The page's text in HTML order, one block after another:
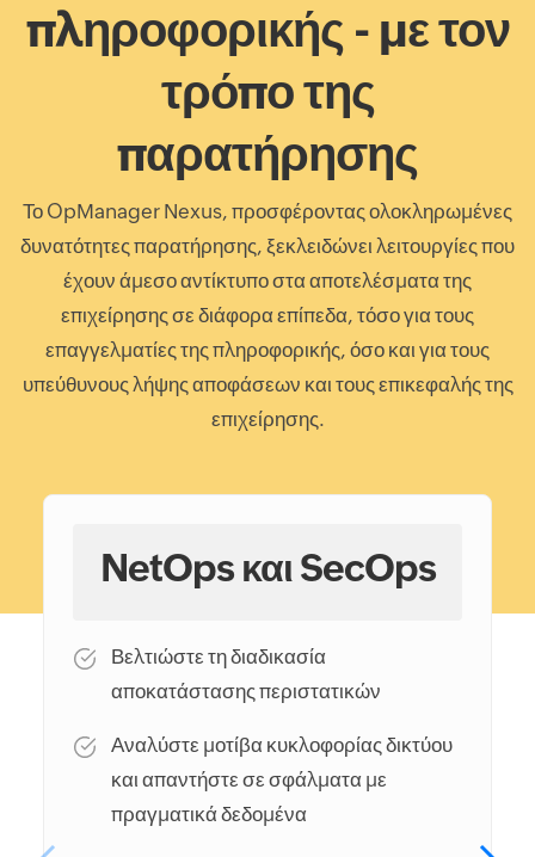
πληροφορικής - με τον
τρόπο της
παρατήρησης
Το OpManager Nexus, προσφέροντας ολοκληρωμένες
δυνατότητες παρατήρησης, ξεκλειδώνει λειτουργίες που
έχουν άμεσο αντίκτυπο στα αποτελέσματα της
επιχείρησης σε διάφορα επίπεδα, τόσο για τους
επαγγελματίες της πληροφορικής, όσο και για τους
υπεύθυνους λήψης αποφάσεων και τους επικεφαλής της
επιχείρησης.
NetOps και SecOps
Βελτιώστε τη διαδικασία
αποκατάστασης περιστατικών
Αναλύστε μοτίβα κυκλοφορίας δικτύου
και απαντήστε σε σφάλματα με
πραγματικά δεδομένα